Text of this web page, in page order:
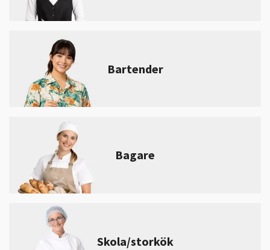
Bartender
Bagare
Skola/storkök